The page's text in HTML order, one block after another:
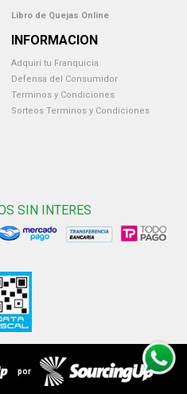
Libro de Quejas Online
INFORMACION
Adquirí tu Franquicia
Defensa del Consumidor
Terminos y Condiciones
Sorteos Terminos y Condiciones
SIN INTERES
por